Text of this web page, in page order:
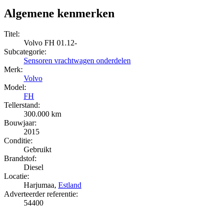
Algemene kenmerken
Titel:
Volvo FH 01.12-
Subcategorie:
Sensoren vrachtwagen onderdelen
Merk:
Volvo
Model:
FH
Tellerstand:
300.000 km
Bouwjaar:
2015
Conditie:
Gebruikt
Brandstof:
Diesel
Locatie:
Harjumaa, Estland
Adverteerder referentie:
54400